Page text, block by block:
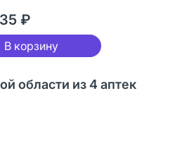
₽
В корзину
области из 4 аптек